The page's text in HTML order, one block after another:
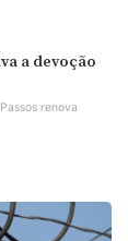
a devoção
renova